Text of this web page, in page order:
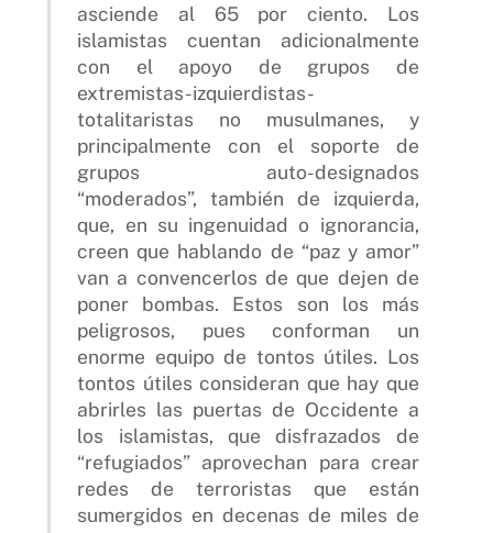
asciende al 65 por ciento. Los
islamistas cuentan adicionalmente
con el apoyo de grupos de
extremistas-izquierdistas-
totalitaristas no musulmanes, y
principalmente con el soporte de
grupos auto-designados
“moderados”, también de izquierda,
que, en su ingenuidad o ignorancia,
creen que hablando de “paz y amor”
van a convencerlos de que dejen de
poner bombas. Estos son los más
peligrosos, pues conforman un
enorme equipo de tontos útiles. Los
tontos útiles consideran que hay que
abrirles las puertas de Occidente a
los islamistas, que disfrazados de
“refugiados” aprovechan para crear
redes de terroristas que están
sumergidos en decenas de miles de